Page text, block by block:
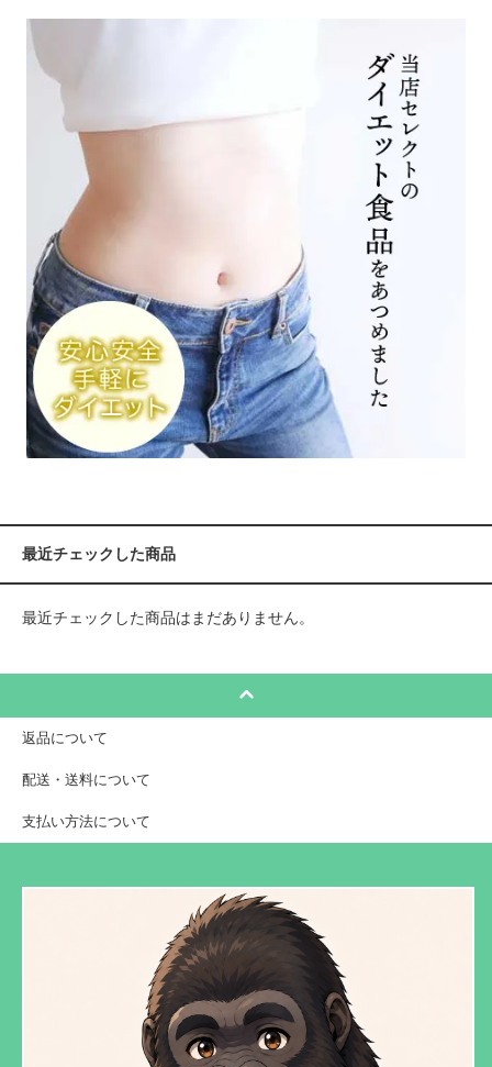
最近チェックした商品
最近チェックした商品はまだありません。
返品について
配送・送料について
支払い方法について